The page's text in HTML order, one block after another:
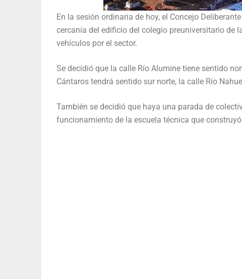
En la sesión ordinaria de hoy, el Concejo
cercanía del edificio del colegio preuniversitario de
vehículos por el sector.
Se decidió que la calle Río Alumine tiene sentido
Cántaros tendrá sentido sur norte, la calle Río
También se decidió que haya una parada de
funcionamiento de la escuela técnica que